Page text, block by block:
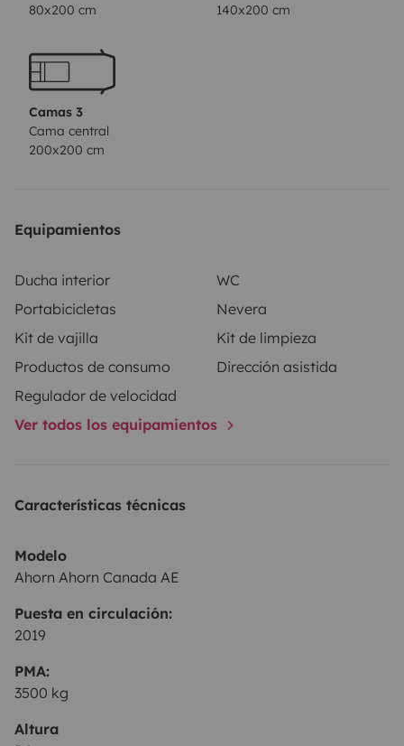
- Dusche und WC separat (SOG Entlüftung)
Zusätzliche Ausstattungen:
- Renault-Chassis Paket (u.a. Armlehnen, Tempomat,
Hill-Start-Assist, Fahrerhaus Klimaanlage)
- Design-Paket (Stoßstange in weiß, Fahrersitze in
- Rückfahrkamera
Wohnraumfenstern, Dachluken
und Eingangstür
- Heckstützen manuell
- Navigation- Alden TV mit 24' Bildschirm-
Sicherheitsbügel/Einstiegshilfe an Wohnraumtür-
Autark Lithium-Paket - Radträger für 3 Fahrräder (auch
Wunsch 2stück)• Toilettenchemie
• ausführliche Einweisung des Fahrzeugs
• Kabeltrommel
• Wasserschlauch
• Adapter
80x200 cm
140x200 cm
Camas 3
Cama central
200x200 cm
Equipamientos
Ducha interior
WC
Portabicicletas
Nevera
Kit de vajilla
Kit de limpieza
Productos de consumo
Dirección asistida
Regulador de velocidad
Ver todos los equipamientos
Características técnicas
Modelo
Ahorn Ahorn Canada AE
Puesta en circulación:
2019
PMA:
3500 kg
Altura